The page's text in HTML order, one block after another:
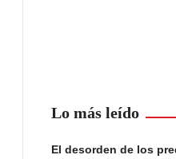
Lo más leído
El desorden de los